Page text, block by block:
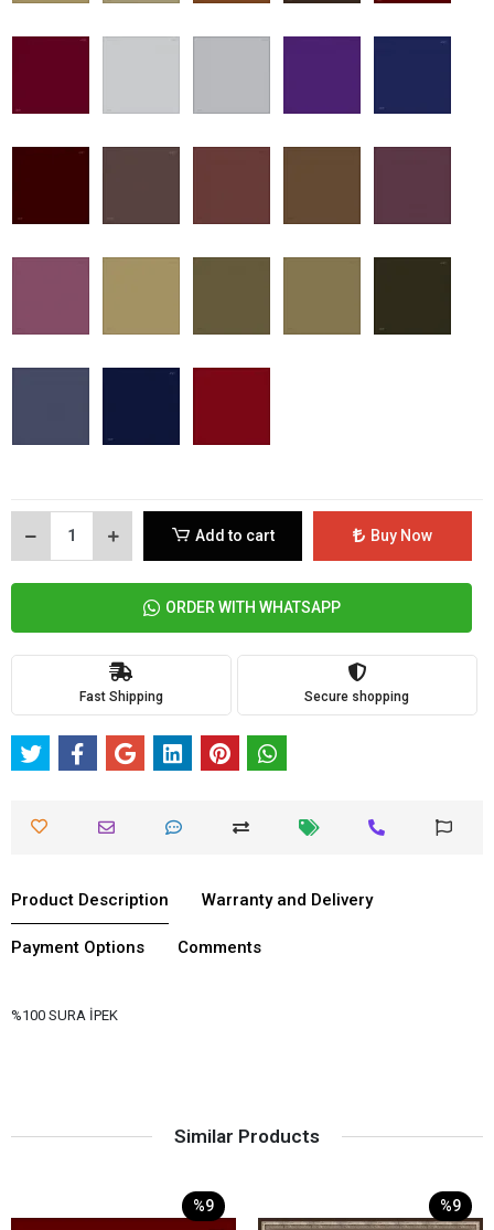
Add to cart Buy Now
ORDER WITH WHATSAPP
Fast Shipping Secure shopping
Product Description Warranty and Delivery
Payment Options Comments
%100 SURA İPEK
Similar Products
%9 %9